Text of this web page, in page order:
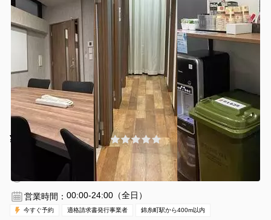
¥880 〜 ¥1100 /時間
(0件)
錦糸町駅 徒歩3分
東京都墨田区江東橋3-8-11
営業時間： 00:00-24:00（全日）
今すぐ予約 適格請求書発行事業者 錦糸町駅から400m以内